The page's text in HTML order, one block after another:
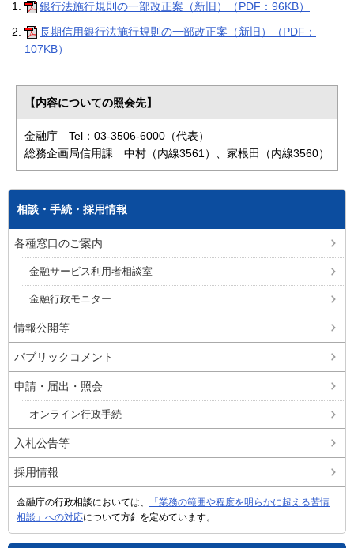
銀行法施行規則の一部改正案（新旧）（PDF：96KB）
長期信用銀行法施行規則の一部改正案（新旧）（PDF：
107KB）
【内容についての照会先】
金融庁 Tel：03-3506-6000（代表）
総務企画局信用課 中村（内線3561）、家根田（内線3560）
相談・手続・採用情報
各種窓口のご案内
金融サービス利用者相談室
金融行政モニター
情報公開等
パブリックコメント
申請・届出・照会
オンライン行政手続
入札公告等
採用情報
金融庁の行政相談においては、
「業務の範囲や程度を明らかに超える苦情
相談」への対応について方針を定めています。